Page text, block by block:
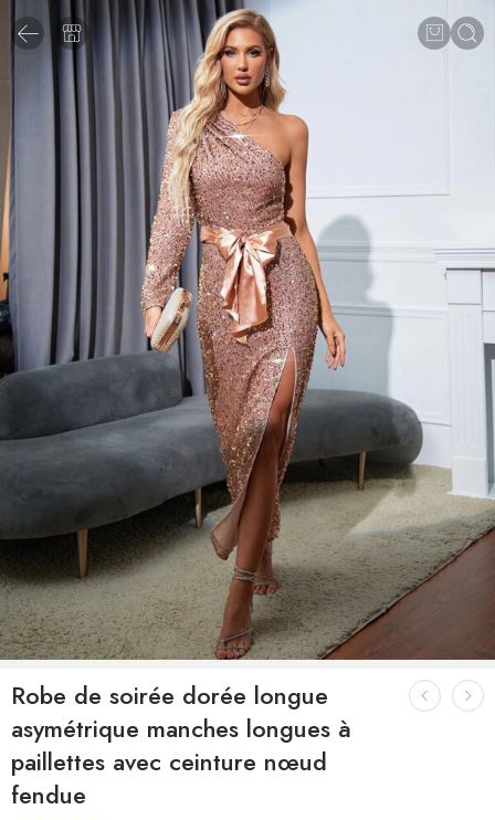
Robe de soirée dorée longue
asymétrique manches longues à
paillettes avec ceinture nœud
fendue